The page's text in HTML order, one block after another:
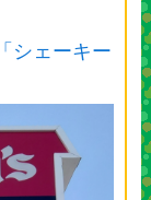
シェーキー